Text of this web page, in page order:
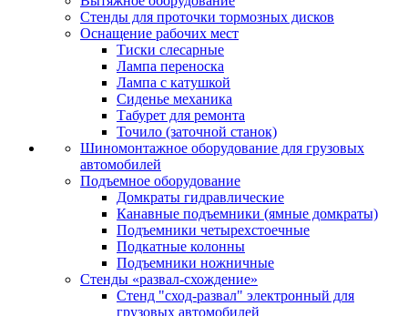
Стенды для проточки тормозных дисков
Оснащение рабочих мест
Тиски слесарные
Лампа переноска
Лампа с катушкой
Сиденье механика
Табурет для ремонта
Точило (заточной станок)
Шиномонтажное оборудование для грузовых
автомобилей
Подъемное оборудование
Домкраты гидравлические
Канавные подъемники (ямные домкраты)
Подъемники четырехстоечные
Подкатные колонны
Подъемники ножничные
Стенды «развал-схождение»
Стенд "сход-развал" электронный для
грузовых автомобилей